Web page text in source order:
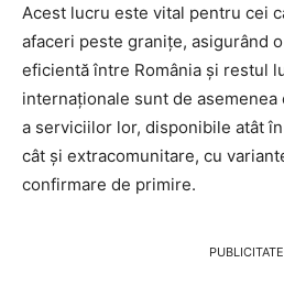
Acest lucru este vital pentru cei
afaceri peste granițe, asigurând
eficientă între România și restul
internaționale sunt de
a serviciilor lor, disponibile atât
cât și extracomunitare, cu
confirmare de primire.
PUBLICITATE